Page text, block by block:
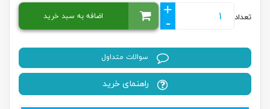
تعداد
+
-
اضافه به سبد خرید
سوالات متداول
راهنمای خرید